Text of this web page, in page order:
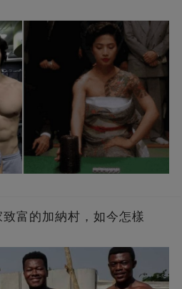
富的加納村，如今怎樣